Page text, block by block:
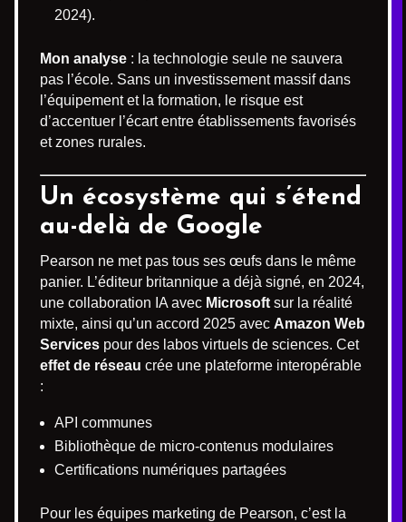
2024).
Mon analyse : la technologie seule ne sauvera
pas l’école. Sans un investissement massif dans
l’équipement et la formation, le risque est
d’accentuer l’écart entre établissements favorisés
et zones rurales.
Un écosystème qui s’étend
au-delà de Google
Pearson ne met pas tous ses œufs dans le même
panier. L’éditeur britannique a déjà signé, en 2024,
une collaboration IA avec Microsoft sur la réalité
mixte, ainsi qu’un accord 2025 avec Amazon Web
Services pour des labos virtuels de sciences. Cet
effet de réseau crée une plateforme interopérable
:
API communes
Bibliothèque de micro-contenus modulaires
Certifications numériques partagées
Pour les équipes marketing de Pearson, c’est la